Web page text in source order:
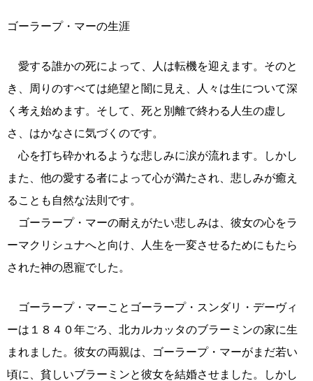
ゴーラープ・マーの生涯
愛する誰かの死によって、人は転機を迎えます。そのと
き、周りのすべては絶望と闇に見え、人々は生について深
く考え始めます。そして、死と別離で終わる人生の虚し
さ、はかなさに気づくのです。
心を打ち砕かれるような悲しみに涙が流れます。しかし
また、他の愛する者によって心が満たされ、悲しみが癒え
ることも自然な法則です。
ゴーラープ・マーの耐えがたい悲しみは、彼女の心をラ
ーマクリシュナへと向け、人生を一変させるためにもたら
された神の恩寵でした。
ゴーラープ・マーことゴーラープ・スンダリ・デーヴィ
ーは１８４０年ごろ、北カルカッタのブラーミンの家に生
まれました。彼女の両親は、ゴーラープ・マーがまだ若い
頃に、貧しいブラーミンと彼女を結婚させました。しかし